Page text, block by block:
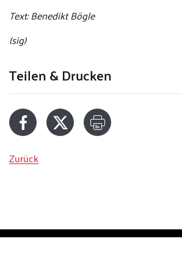
Text: Benedikt Bögle
(sig)
Teilen & Drucken
Zurück